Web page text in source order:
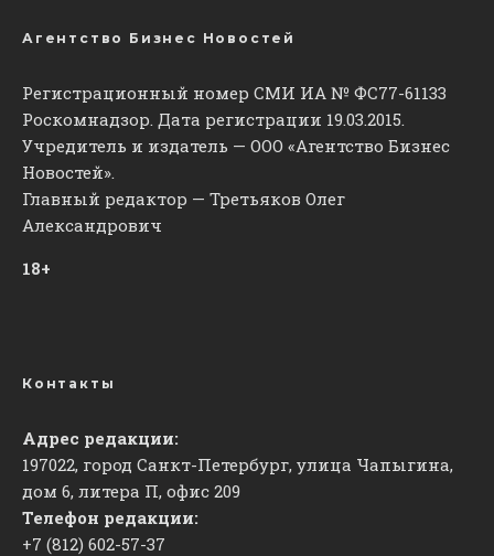
Агентство Бизнес Новостей
Регистрационный номер СМИ ИА № ФС77-61133
Роскомнадзор. Дата регистрации 19.03.2015.
Учредитель и издатель — ООО «Агентство Бизнес
Новостей».
Главный редактор — Третьяков Олег
Александрович
18+
Контакты
Адрес редакции:
197022, город Санкт-Петербург, улица Чапыгина,
дом 6, литера П, офис 209
Телефон редакции:
+7 (812) 602-57-37